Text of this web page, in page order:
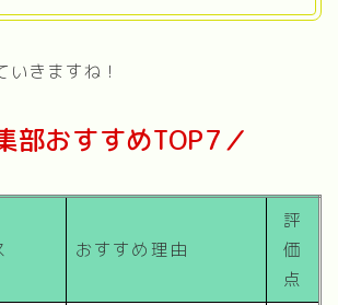
きますね！
部おすすめTOP7／
おすすめ理由
評
価
点